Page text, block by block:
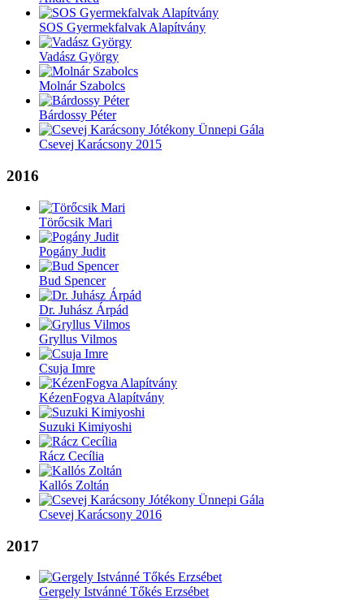
SOS Gyermekfalvak Alapítvány
Vadász György
Molnár Szabolcs
Bárdossy Péter
Csevej Karácsony 2015
2016
Törőcsik Mari
Pogány Judit
Bud Spencer
Dr. Juhász Árpád
Gryllus Vilmos
Csuja Imre
KézenFogva Alapítvány
Suzuki Kimiyoshi
Rácz Cecília
Kallós Zoltán
Csevej Karácsony 2016
2017
Gergely Istvánné Tőkés Erzsébet